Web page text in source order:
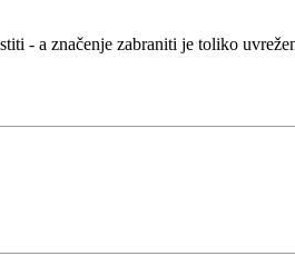
- a značenje zabraniti je toliko